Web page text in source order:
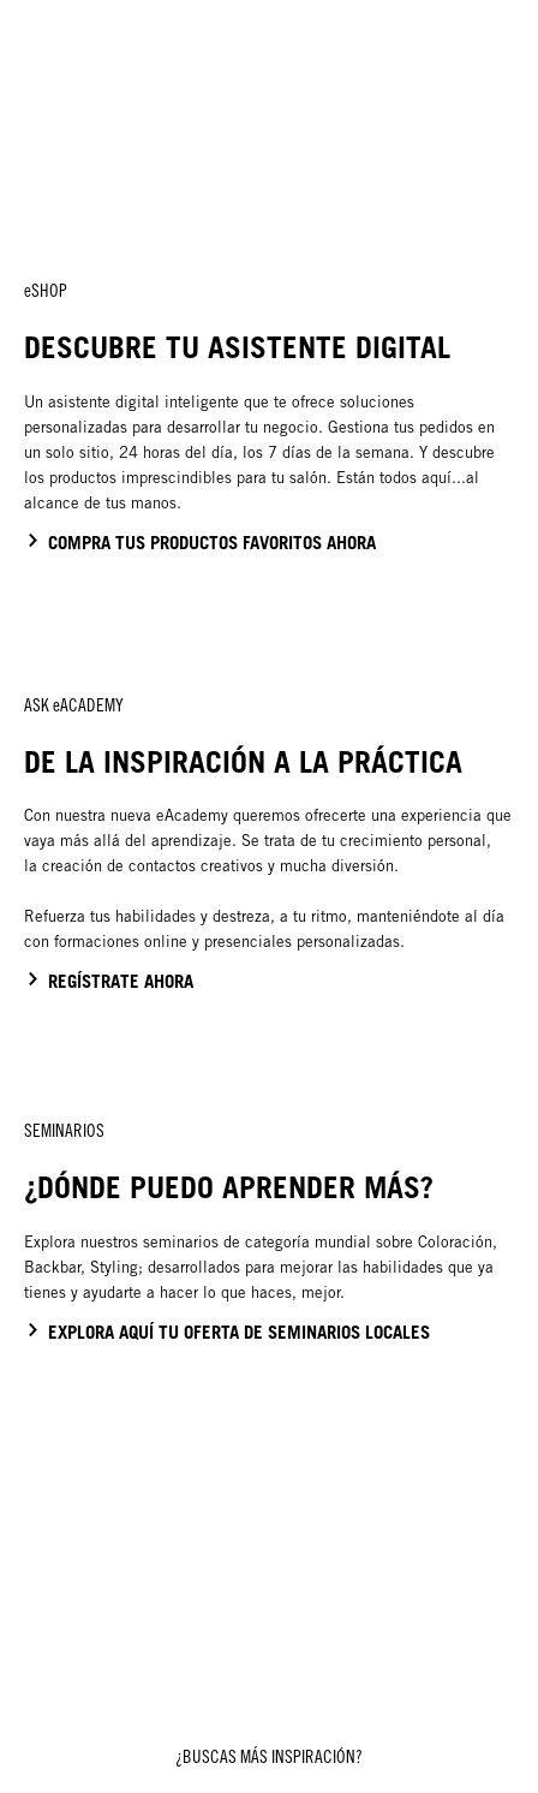
eSHOP
DESCUBRE TU ASISTENTE DIGITAL
Un asistente digital inteligente que te ofrece soluciones
personalizadas para desarrollar tu negocio. Gestiona tus pedidos en
un solo sitio, 24 horas del día, los 7 días de la semana. Y descubre
los productos imprescindibles para tu salón. Están todos aquí...al
alcance de tus manos.
COMPRA TUS PRODUCTOS FAVORITOS AHORA
ASK eACADEMY
DE LA INSPIRACIÓN A LA PRÁCTICA
Con nuestra nueva eAcademy queremos ofrecerte una experiencia que
vaya más allá del aprendizaje. Se trata de tu crecimiento personal,
la creación de contactos creativos y mucha diversión.
Refuerza tus habilidades y destreza, a tu ritmo, manteniéndote al día
con formaciones online y presenciales personalizadas.
REGÍSTRATE AHORA
SEMINARIOS
¿DÓNDE PUEDO APRENDER MÁS?
Explora nuestros seminarios de categoría mundial sobre Coloración,
Backbar, Styling; desarrollados para mejorar las habilidades que ya
tienes y ayudarte a hacer lo que haces, mejor.
EXPLORA AQUÍ TU OFERTA DE SEMINARIOS LOCALES
¿BUSCAS MÁS INSPIRACIÓN?